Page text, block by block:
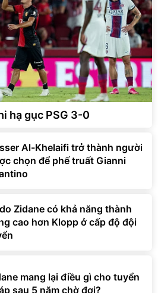
hạ gục PSG 3-0
Al-Khelaifi trở thành người
chọn để phế truất Gianni
Zidane có khả năng thành
cao hơn Klopp ở cấp độ đội
mang lại điều gì cho tuyển
sau 5 năm chờ đợi?